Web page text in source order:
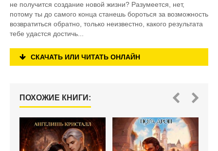
не получится создание новой жизни? Разумеется, нет,
потому ты до самого конца станешь бороться за возможность
возвратиться обратно, только неизвестно, какого результата
тебе удастся достичь...
СКАЧАТЬ ИЛИ ЧИТАТЬ ОНЛАЙН
ПОХОЖИЕ КНИГИ: